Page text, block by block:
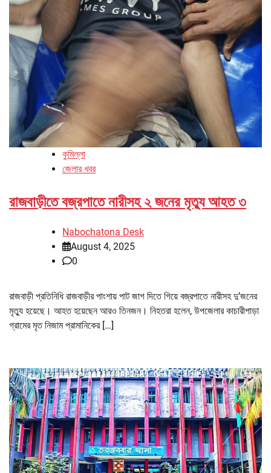
কুমিল্লা
জেলার খবর
রাজবাড়ীতে বজ্রপাতে নারীসহ ২ জনের মৃত্যু আহত ৩
Nabochatona Desk
August 4, 2025
0
রাজবাড়ী প্রতিনিধি রাজবাড়ীর পাংশায় পাট জাগ দিতে গিয়ে বজ্রপাতে নারীসহ দু’জনের
মৃত্যু হয়েছে। আহত হয়েছেন আরও তিনজন। নিহতরা হলেন, উপজেলার কাচারীপাড়া
গ্রামের মৃত নিজাম প্রামানিকের […]